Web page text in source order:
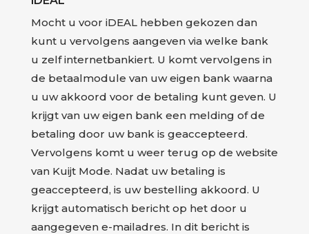
Mocht u voor iDEAL hebben gekozen dan
kunt u vervolgens aangeven via welke bank
u zelf internetbankiert. U komt vervolgens in
de betaalmodule van uw eigen bank waarna
u uw akkoord voor de betaling kunt geven. U
krijgt van uw eigen bank een melding of de
betaling door uw bank is geaccepteerd.
Vervolgens komt u weer terug op de website
van Kuijt Mode. Nadat uw betaling is
geaccepteerd, is uw bestelling akkoord. U
krijgt automatisch bericht op het door u
aangegeven e-mailadres. In dit bericht is